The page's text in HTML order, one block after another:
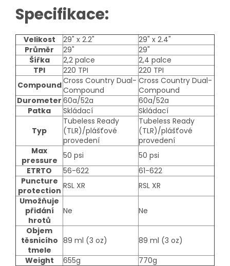
Specifikace:
Velikost 29" x 2.2"
29" x 2.4"
Průměr
29"
29"
Šířka
2,2 palce
2,4 palce
TPI
220 TPI
220 TPI
CompoundCross Country Dual-
Compound
Cross Country Dual-
Compound
Durometer 60a/52a
60a/52a
Patka
Skládací
Skládací
Typ
Tubeless Ready
(TLR)/plášťové
provedení
Tubeless Ready
(TLR)/plášťové
provedení
Max
pressure 50 psi
50 psi
ETRTO
56-622
61-622
Puncture
protection RSL XR
RSL XR
Umožňuje
přidání
hrotů
Ne
Ne
Objem
těsnicího
tmele
89 ml (3 oz)
89 ml (3 oz)
Weight
655g 770g